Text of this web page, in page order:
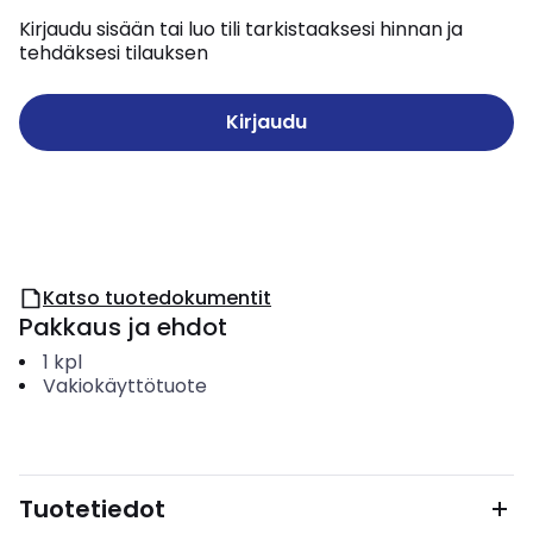
Kirjaudu sisään tai luo tili tarkistaaksesi hinnan ja
tehdäksesi tilauksen
Kirjaudu
Katso tuotedokumentit
Pakkaus ja ehdot
1 kpl
Vakiokäyttötuote
Tuotetiedot